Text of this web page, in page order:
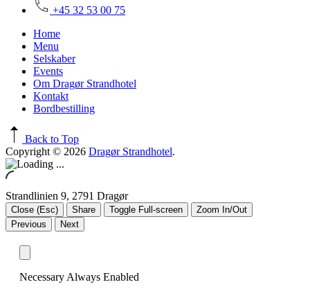
+45 32 53 00 75
Home
Menu
Selskaber
Events
Om Dragør Strandhotel
Kontakt
Bordbestilling
Back to Top
Copyright © 2026 Dragør Strandhotel.
Strandlinien 9, 2791 Dragør
Close (Esc) Share Toggle Full-screen
Zoom In/Out
Previous
Next
Necessary Always Enabled